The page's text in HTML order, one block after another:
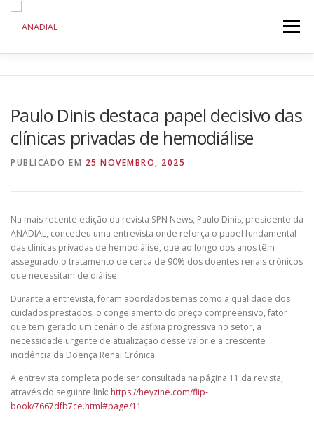
conteúdo
Menu
COMUNICAÇÃO INICIATIVAS
Paulo Dinis destaca papel decisivo das
clínicas privadas de hemodiálise
PUBLICADO EM 25 NOVEMBRO, 2025
Na mais recente edição da revista SPN News, Paulo Dinis, presidente da
ANADIAL, concedeu uma entrevista onde reforça o papel fundamental
das clínicas privadas de hemodiálise, que ao longo dos anos têm
assegurado o tratamento de cerca de 90% dos doentes renais crónicos
que necessitam de diálise.
Durante a entrevista, foram abordados temas como a qualidade dos
cuidados prestados, o congelamento do preço compreensivo, fator
que tem gerado um cenário de asfixia progressiva no setor, a
necessidade urgente de atualização desse valor e a crescente
incidência da Doença Renal Crónica.
A entrevista completa pode ser consultada na página 11 da revista,
através do seguinte link: https://heyzine.com/flip-
book/7667dfb7ce.html#page/11